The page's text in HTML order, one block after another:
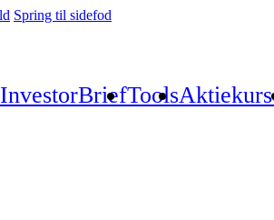
Spring til sidefod
InvestorBriefTools